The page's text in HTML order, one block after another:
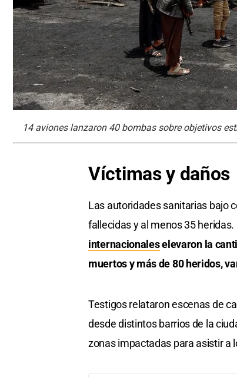
14 aviones lanzaron 40 bombas sobre objetivos
Víctimas y daños
Las autoridades sanitarias bajo
fallecidas y al menos 35
internacionaleselevaron la
muertos y más de 80 heridos,
Testigos relataron escenas de
desde distintos barrios de la
zonas impactadas para asistir a